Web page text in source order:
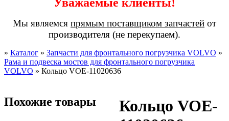
Мы являемся прямым поставщиком запчастей от
производителя (не перекупаем).
» Каталог » Запчасти для фронтального погрузчика VOLVO »
Рама и подвеска мостов для фронтального погрузчика
VOLVO » Кольцо VOE-11020636
Кольцо VOE-
Похожие товары